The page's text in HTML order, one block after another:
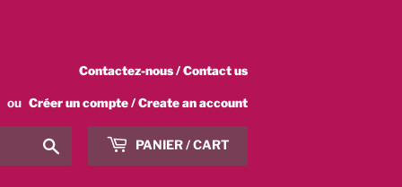
Contactez-nous / Contact us
ou Créer un compte / Create an account
Chercher
/
PANIER / CART